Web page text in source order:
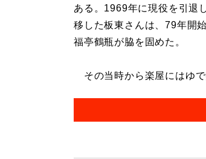
ある。1969年に現役を引退
移した板東さんは、79年開
福亭鶴瓶が脇を固めた。
その当時から楽屋にはゆ